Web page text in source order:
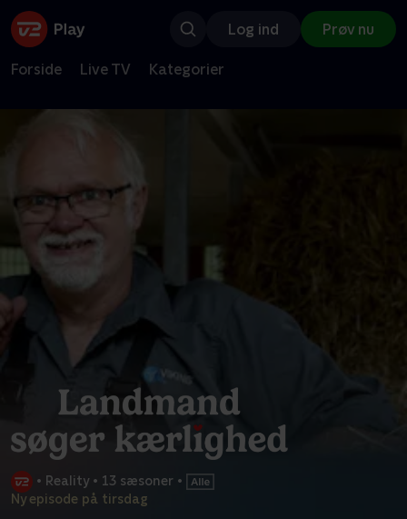
Log ind Prøv nu
Forside Live TV Kategorier
• Reality • 13 sæsoner •
Ny episode på tirsdag